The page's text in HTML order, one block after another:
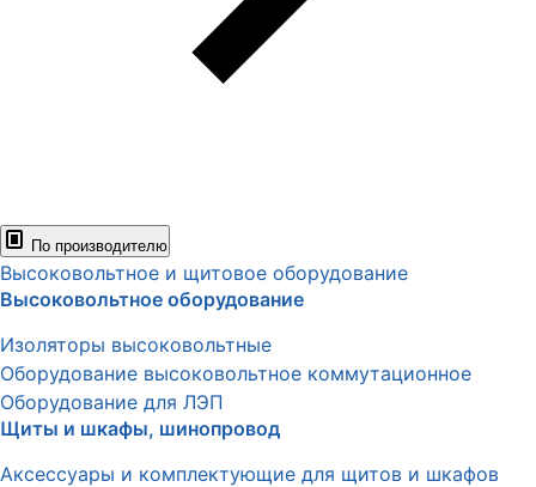
По производителю
Высоковольтное и щитовое оборудование
Высоковольтное оборудование
Изоляторы высоковольтные
Оборудование высоковольтное коммутационное
Оборудование для ЛЭП
Щиты и шкафы, шинопровод
Аксессуары и комплектующие для щитов и шкафов